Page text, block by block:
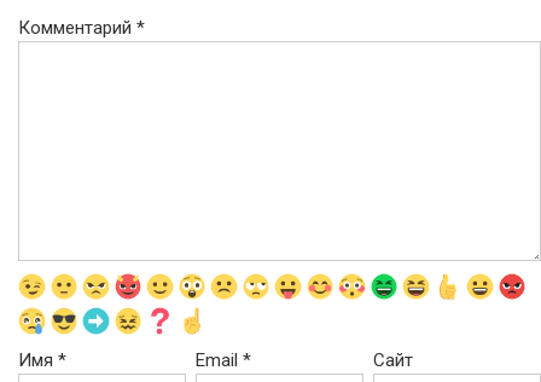
Комментарий *
Имя * Email* Сайт